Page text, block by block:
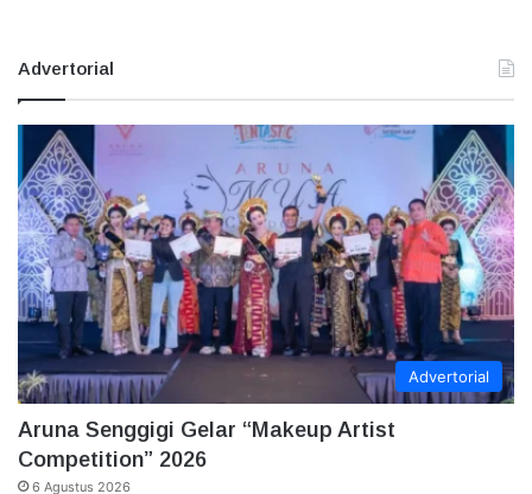
Advertorial
Advertorial
Aruna Senggigi Gelar “Makeup Artist
Competition” 2026
6 Agustus 2026